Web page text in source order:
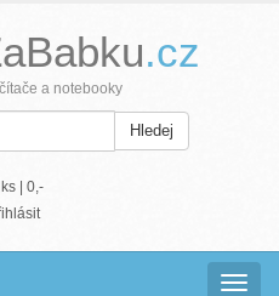
.cz
a notebooky
Hledej
| 0,-